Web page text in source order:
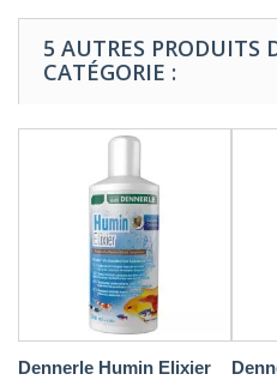
5 AUTRES PRODUITS
CATÉGORIE :
Dennerle Humin Elixier